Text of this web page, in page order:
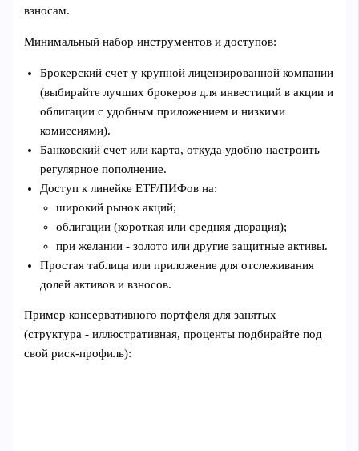
взносам.
Минимальный набор инструментов и доступов:
Брокерский счет у крупной лицензированной компании
(выбирайте лучших брокеров для инвестиций в акции и
облигации с удобным приложением и низкими
комиссиями).
Банковский счет или карта, откуда удобно настроить
регулярное пополнение.
Доступ к линейке ETF/ПИФов на:
широкий рынок акций;
облигации (короткая или средняя дюрация);
при желании - золото или другие защитные активы.
Простая таблица или приложение для отслеживания
долей активов и взносов.
Пример консервативного портфеля для занятых
(структура - иллюстративная, проценты подбирайте под
свой риск-профиль):